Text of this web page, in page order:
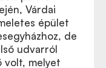
Várdai
épület
de
udvarról
volt, melyet